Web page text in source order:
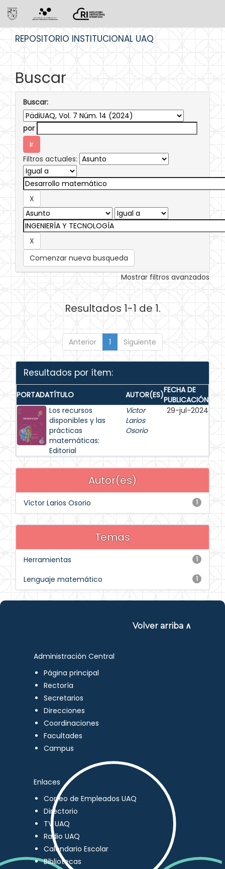
REPOSITORIO INSTITUCIONAL UAQ
Buscar
Buscar:
por
Filtros actuales:
Comenzar nueva busqueda
Mostrar filtros avanzados
Resultados 1-1 de 1.
Anterior 1 Siguiente
Resultados por ítem:
PORTADATÍTULO AUTOR(ES)FECHA DE
PUBLICACIÓN
Los recursos
disponibles y las
prácticas
matemáticas:
Editorial
Víctor
Larios
Osorio
29-jul-2024
Autor(es)
1
Víctor Larios Osorio
Temas
1
Herramientas
1
Lenguaje matemático
Volver arriba ∧
Administración Central
Página principal
Rectoría
Secretarios
Direcciones
Coordinaciones
Facultades
Campus
Enlaces
Correo de Empleados UAQ
Directorio
TV UAQ
Radio UAQ
Calendario Escolar
Bibliotecas